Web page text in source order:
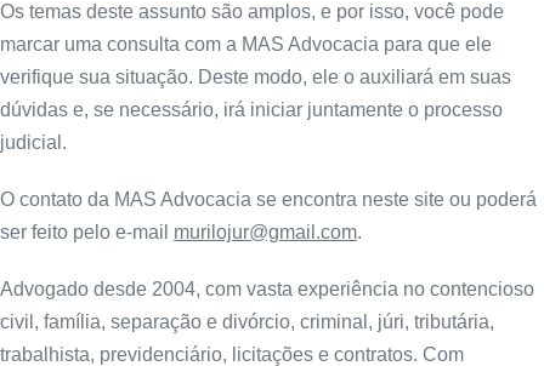
Os temas deste assunto são amplos, e por isso, você pode
marcar uma consulta com a MAS Advocacia para que ele
verifique sua situação. Deste modo, ele o auxiliará em suas
dúvidas e, se necessário, irá iniciar juntamente o processo
judicial.
O contato da MAS Advocacia se encontra neste site ou poderá
ser feito pelo e-mail murilojur@gmail.com.
Advogado desde 2004, com vasta experiência no contencioso
civil, família, separação e divórcio, criminal, júri, tributária,
trabalhista, previdenciário, licitações e contratos. Com